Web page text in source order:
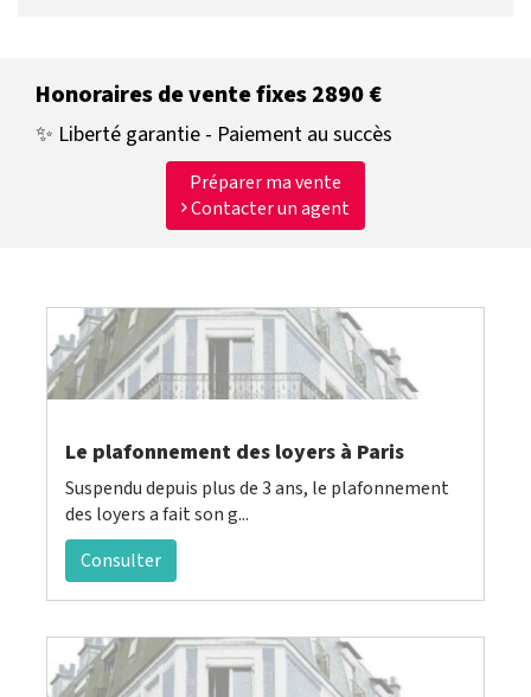
Honoraires de vente fixes 2890 €
✨ Liberté garantie - Paiement au succès
Préparer ma vente
Contacter un agent
Le plafonnement des loyers à Paris
Suspendu depuis plus de 3 ans, le plafonnement
des loyers a fait son g...
Consulter